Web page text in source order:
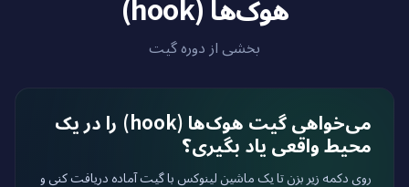
هوک‌ها (hook)
بخشی از دوره گیت
می‌خواهی گیت هوک‌ها (hook) را در یک
محیط واقعی یاد بگیری؟
روی دکمه زیر بزن تا یک ماشین لینوکس با گیت آماده دریافت کنی و